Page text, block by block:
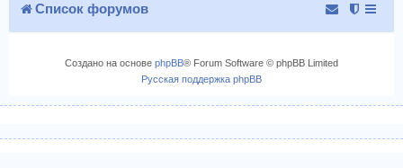
Список форумов
Создано на основе phpBB® Forum Software © phpBB Limited
Русская поддержка phpBB